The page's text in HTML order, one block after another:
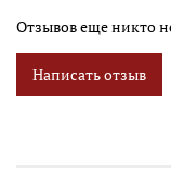
Отзывов еще никто
Написать отзыв